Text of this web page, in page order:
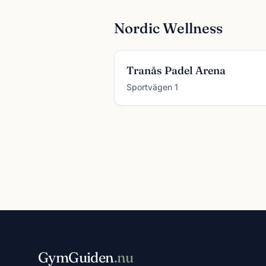
Nordic Wellness
Tranås Padel Arena
Sportvägen 1
GymGuiden.nu